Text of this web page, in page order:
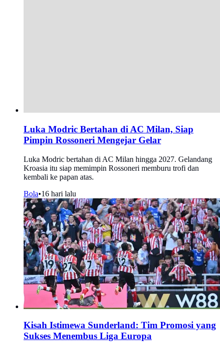
Luka Modric Bertahan di AC Milan, Siap
Pimpin Rossoneri Mengejar Gelar
Luka Modric bertahan di AC Milan hingga 2027. Gelandang
Kroasia itu siap memimpin Rossoneri memburu trofi dan
kembali ke papan atas.
Bola•16 hari lalu
Kisah Istimewa Sunderland: Tim Promosi yang
Sukses Menembus Liga Europa